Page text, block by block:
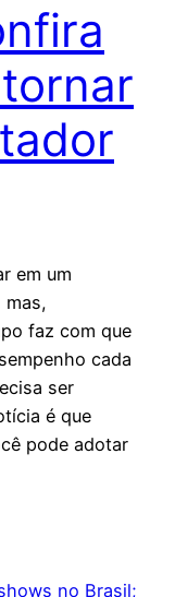
em um
mas,
faz com que
cada
ser
é que
pode adotar